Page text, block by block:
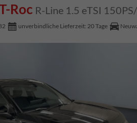
Roc R-Line 1.5 eTSI
unverbindliche Lieferzeit: 20 Tage